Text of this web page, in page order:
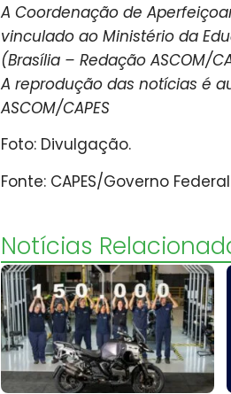
A Coordenação de
vinculado ao Ministério da
(Brasília – Redação ASCOM/
A reprodução das notícias é
ASCOM/CAPES
Foto: Divulgação.
Fonte: CAPES/Governo
Notícias